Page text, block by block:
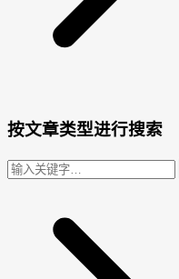
按文章类型进行搜索